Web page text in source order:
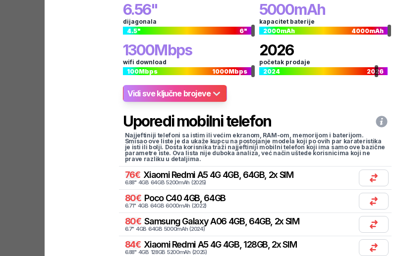
6.56"
dijagonala
4.5" 6"
5000mAh
kapacitet baterije
2000mAh 4000mAh
1300Mbps
wifi download
100Mbps 1000Mbps
2026
početak prodaje
2024
2026
Vidi sve ključne brojeve
Uporedi mobilni telefon
Najjeftiniji telefoni sa istim ili većim ekranom, RAM-om, memorijom i baterijom.
Smisao ove liste je da ukaže kupcu na postojanje modela koji po ovih par karateristika
je isti ili bolji. Dosta korisnika traži najjeftiniji mobilni telefon koji ima samo ove bazične
parametre iste. Ova lista nije duboka analiza, već način uštede korisnicima koji ne
prave razliku u detaljima.
76€ Xiaomi Redmi A5 4G 4GB, 64GB, 2x SIM
6.88" 4GB 64GB 5200mAh (2025)
80€ Poco C40 4GB, 64GB
6.71" 4GB 64GB 6000mAh (2022)
80€ SamsungGalaxy A06 4GB, 64GB, 2x SIM
6.7" 4GB 64GB 5000mAh (2024)
84€ Xiaomi Redmi A5 4G 4GB, 128GB, 2x SIM
6.88" 4GB 128GB 5200mAh (2025)